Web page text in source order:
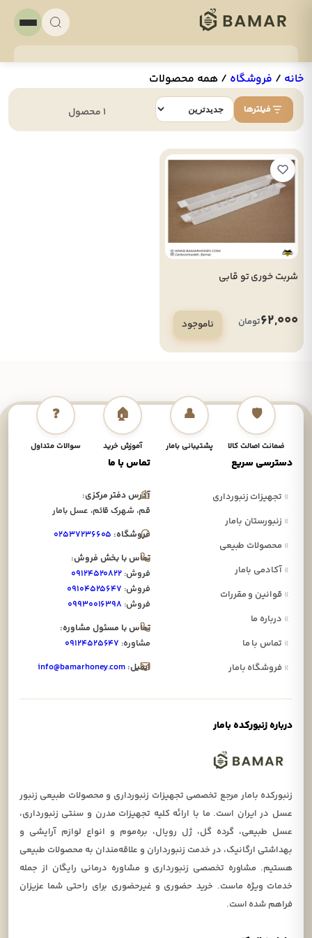
خانه/ فروشگاه/ همه محصولات
فیلترها
شربت خوری تو قابی
62,000تومان ناموجود
🛡️
ضمانت اصالت کالا
👤
پشتیبانی بامار
🏠
آموزش خرید
❓
سوالات متداول
دسترسی سریع
»تجهیزات زنبورداری
»زنبورستان بامار
»محصولات طبیعی
»آکادمی بامار
»قوانین و مقررات
»درباره ما
»تماس با ما
»فروشگاه بامار
تماس با ما
آدرس دفتر مرکزی:
قم، شهرک قائم، عسل بامار
فروشگاه: ۰۲۵۳۷۲۳۶۶۰۵
تماس با بخش فروش:
فروش: ۰۹۱۲۴۵۲۰۸۲۲
فروش: ۰۹۱۰۴۵۲۵۶۴۷
فروش: ۰۹۹۳۰۰۱۶۳۹۸
تماس با مسئول مشاوره:
مشاوره: ۰۹۱۲۴۵۲۵۶۴۷
ایمیل: info@bamarhoney.com
درباره زنبورکده بامار
زنبورکده بامار مرجع تخصصی تجهیزات زنبورداری و محصولات طبیعی زنبور
عسل در ایران است. ما با ارائه کلیه تجهیزات مدرن و سنتی زنبورداری،
عسل طبیعی، گرده گل، ژل رویال، بره‌موم و انواع لوازم آرایشی و
بهداشتی ارگانیک، در خدمت زنبورداران و علاقه‌مندان به محصولات طبیعی
هستیم. مشاوره تخصصی زنبورداری و مشاوره درمانی رایگان از جمله
خدمات ویژه ماست. خرید حضوری و غیرحضوری برای راحتی شما عزیزان
فراهم شده است.